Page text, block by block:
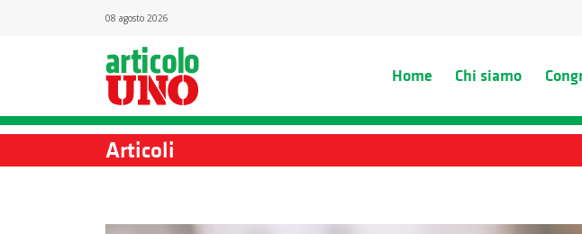
08 agosto 2026
Home Chi siamo
Articoli